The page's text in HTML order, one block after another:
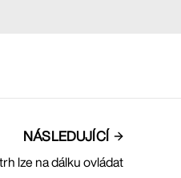
NÁSLEDUJÍCÍ
lze na dálku ovládat